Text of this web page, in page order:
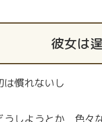
彼女は
慣れないし
しようとか 色々